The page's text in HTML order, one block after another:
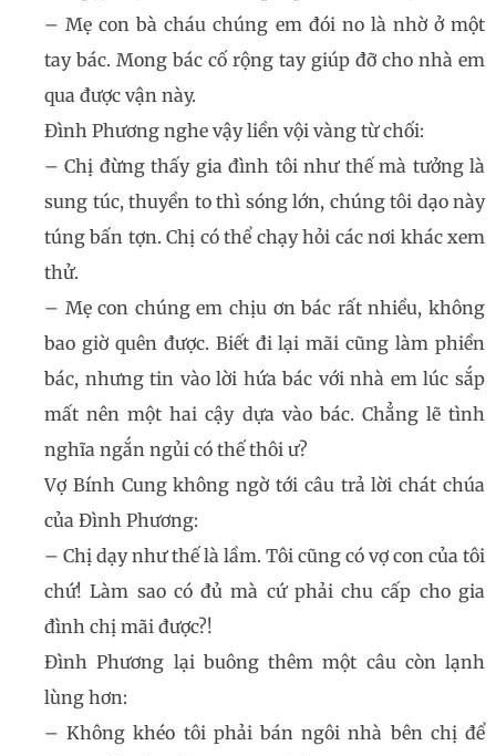
– Mẹ con bà cháu chúng em đói no là nhờ ở một
tay bác. Mong bác cố rộng tay giúp đỡ cho nhà em
qua được vận này.
Đình Phương nghe vậy liền vội vàng từ chối:
– Chị đừng thấy gia đình tôi như thế mà tưởng là
sung túc, thuyền to thì sóng lớn, chúng tôi dạo này
túng bấn tợn. Chị có thể chạy hỏi các nơi khác xem
thử.
– Mẹ con chúng em chịu ơn bác rất nhiều, không
bao giờ quên được. Biết đi lại mãi cũng làm phiền
bác, nhưng tin vào lời hứa bác với nhà em lúc sắp
mất nên một hai cậy dựa vào bác. Chẳng lẽ tình
nghĩa ngắn ngủi có thế thôi ư?
Vợ Bính Cung không ngờ tới câu trả lời chát chúa
của Đình Phương:
– Chị dạy như thế là lầm. Tôi cũng có vợ con của tôi
chứ! Làm sao có đủ mà cứ phải chu cấp cho gia
đình chị mãi được?!
Đình Phương lại buông thêm một câu còn lạnh
lùng hơn:
– Không khéo tôi phải bán ngôi nhà bên chị để